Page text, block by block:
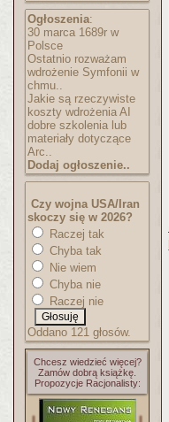
Ogłoszenia:
30 marca 1689r w
Polsce
Ostatnio rozważam
wdrożenie Symfonii w
chmu..
Jakie są rzeczywiste
koszty wdrożenia AI
dobre szkolenia lub
materiały dotyczące
Arc..
Dodaj ogłoszenie..
Czy wojna USA/Iran
skoczy się w 2026?
Raczej tak
Chyba tak
Nie wiem
Chyba nie
Raczej nie
Oddano 121 głosów.
Chcesz wiedzieć więcej?
Zamów dobrą książkę.
Propozycje Racjonalisty: